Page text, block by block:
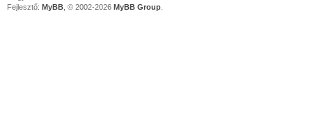
Fejlesztő: MyBB , © 2002-2026 MyBB Group